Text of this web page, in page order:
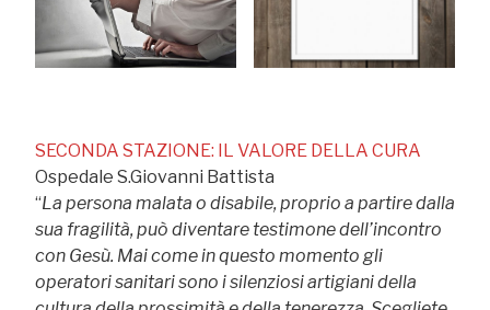
SECONDA STAZIONE: IL VALORE DELLA CURA
Ospedale S.Giovanni Battista
“La persona malata o disabile, proprio a partire dalla
sua fragilità, può diventare testimone dell’incontro
con Gesù. Mai come in questo momento gli
operatori sanitari sono i silenziosi artigiani della